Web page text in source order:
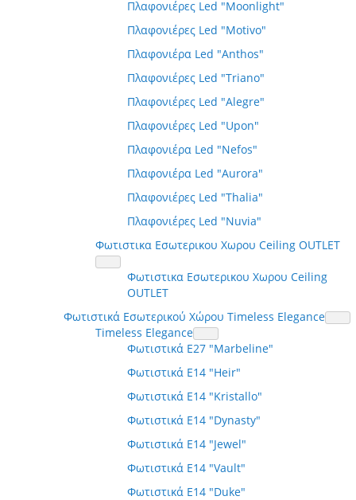
Πλαφονιέρες Led "Moonlight"
Πλαφονιέρες Led "Motivo"
Πλαφονιέρα Led "Anthos"
Πλαφονιέρες Led "Triano"
Πλαφονιέρες Led "Alegre"
Πλαφονιέρες Led "Upon"
Πλαφονιέρα Led "Nefos"
Πλαφονιέρα Led "Aurora"
Πλαφονιέρες Led "Thalia"
Πλαφονιέρες Led "Nuvia"
Φωτιστικα Εσωτερικου Χωρου Ceiling OUTLET
Φωτιστικα Εσωτερικου Χωρου Ceiling
OUTLET
Φωτιστικά Εσωτερικού Χώρου Timeless Elegance
Timeless Elegance
Φωτιστικά E27 "Marbeline"
Φωτιστικά E14 "Heir"
Φωτιστικά E14 "Kristallo"
Φωτιστικά E14 "Dynasty"
Φωτιστικά E14 "Jewel"
Φωτιστικά E14 "Vault"
Φωτιστικά E14 "Duke"